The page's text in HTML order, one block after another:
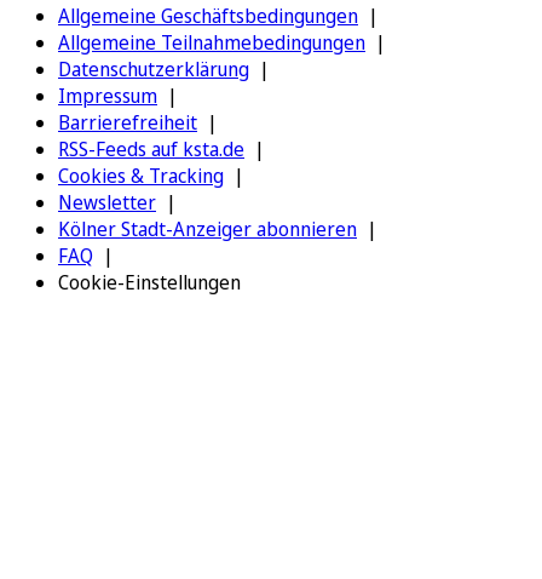
Allgemeine Geschäftsbedingungen
Allgemeine Teilnahmebedingungen
Datenschutzerklärung
Impressum
Barrierefreiheit
RSS-Feeds auf ksta.de
Cookies & Tracking
Newsletter
Kölner Stadt-Anzeiger abonnieren
FAQ
Cookie-Einstellungen